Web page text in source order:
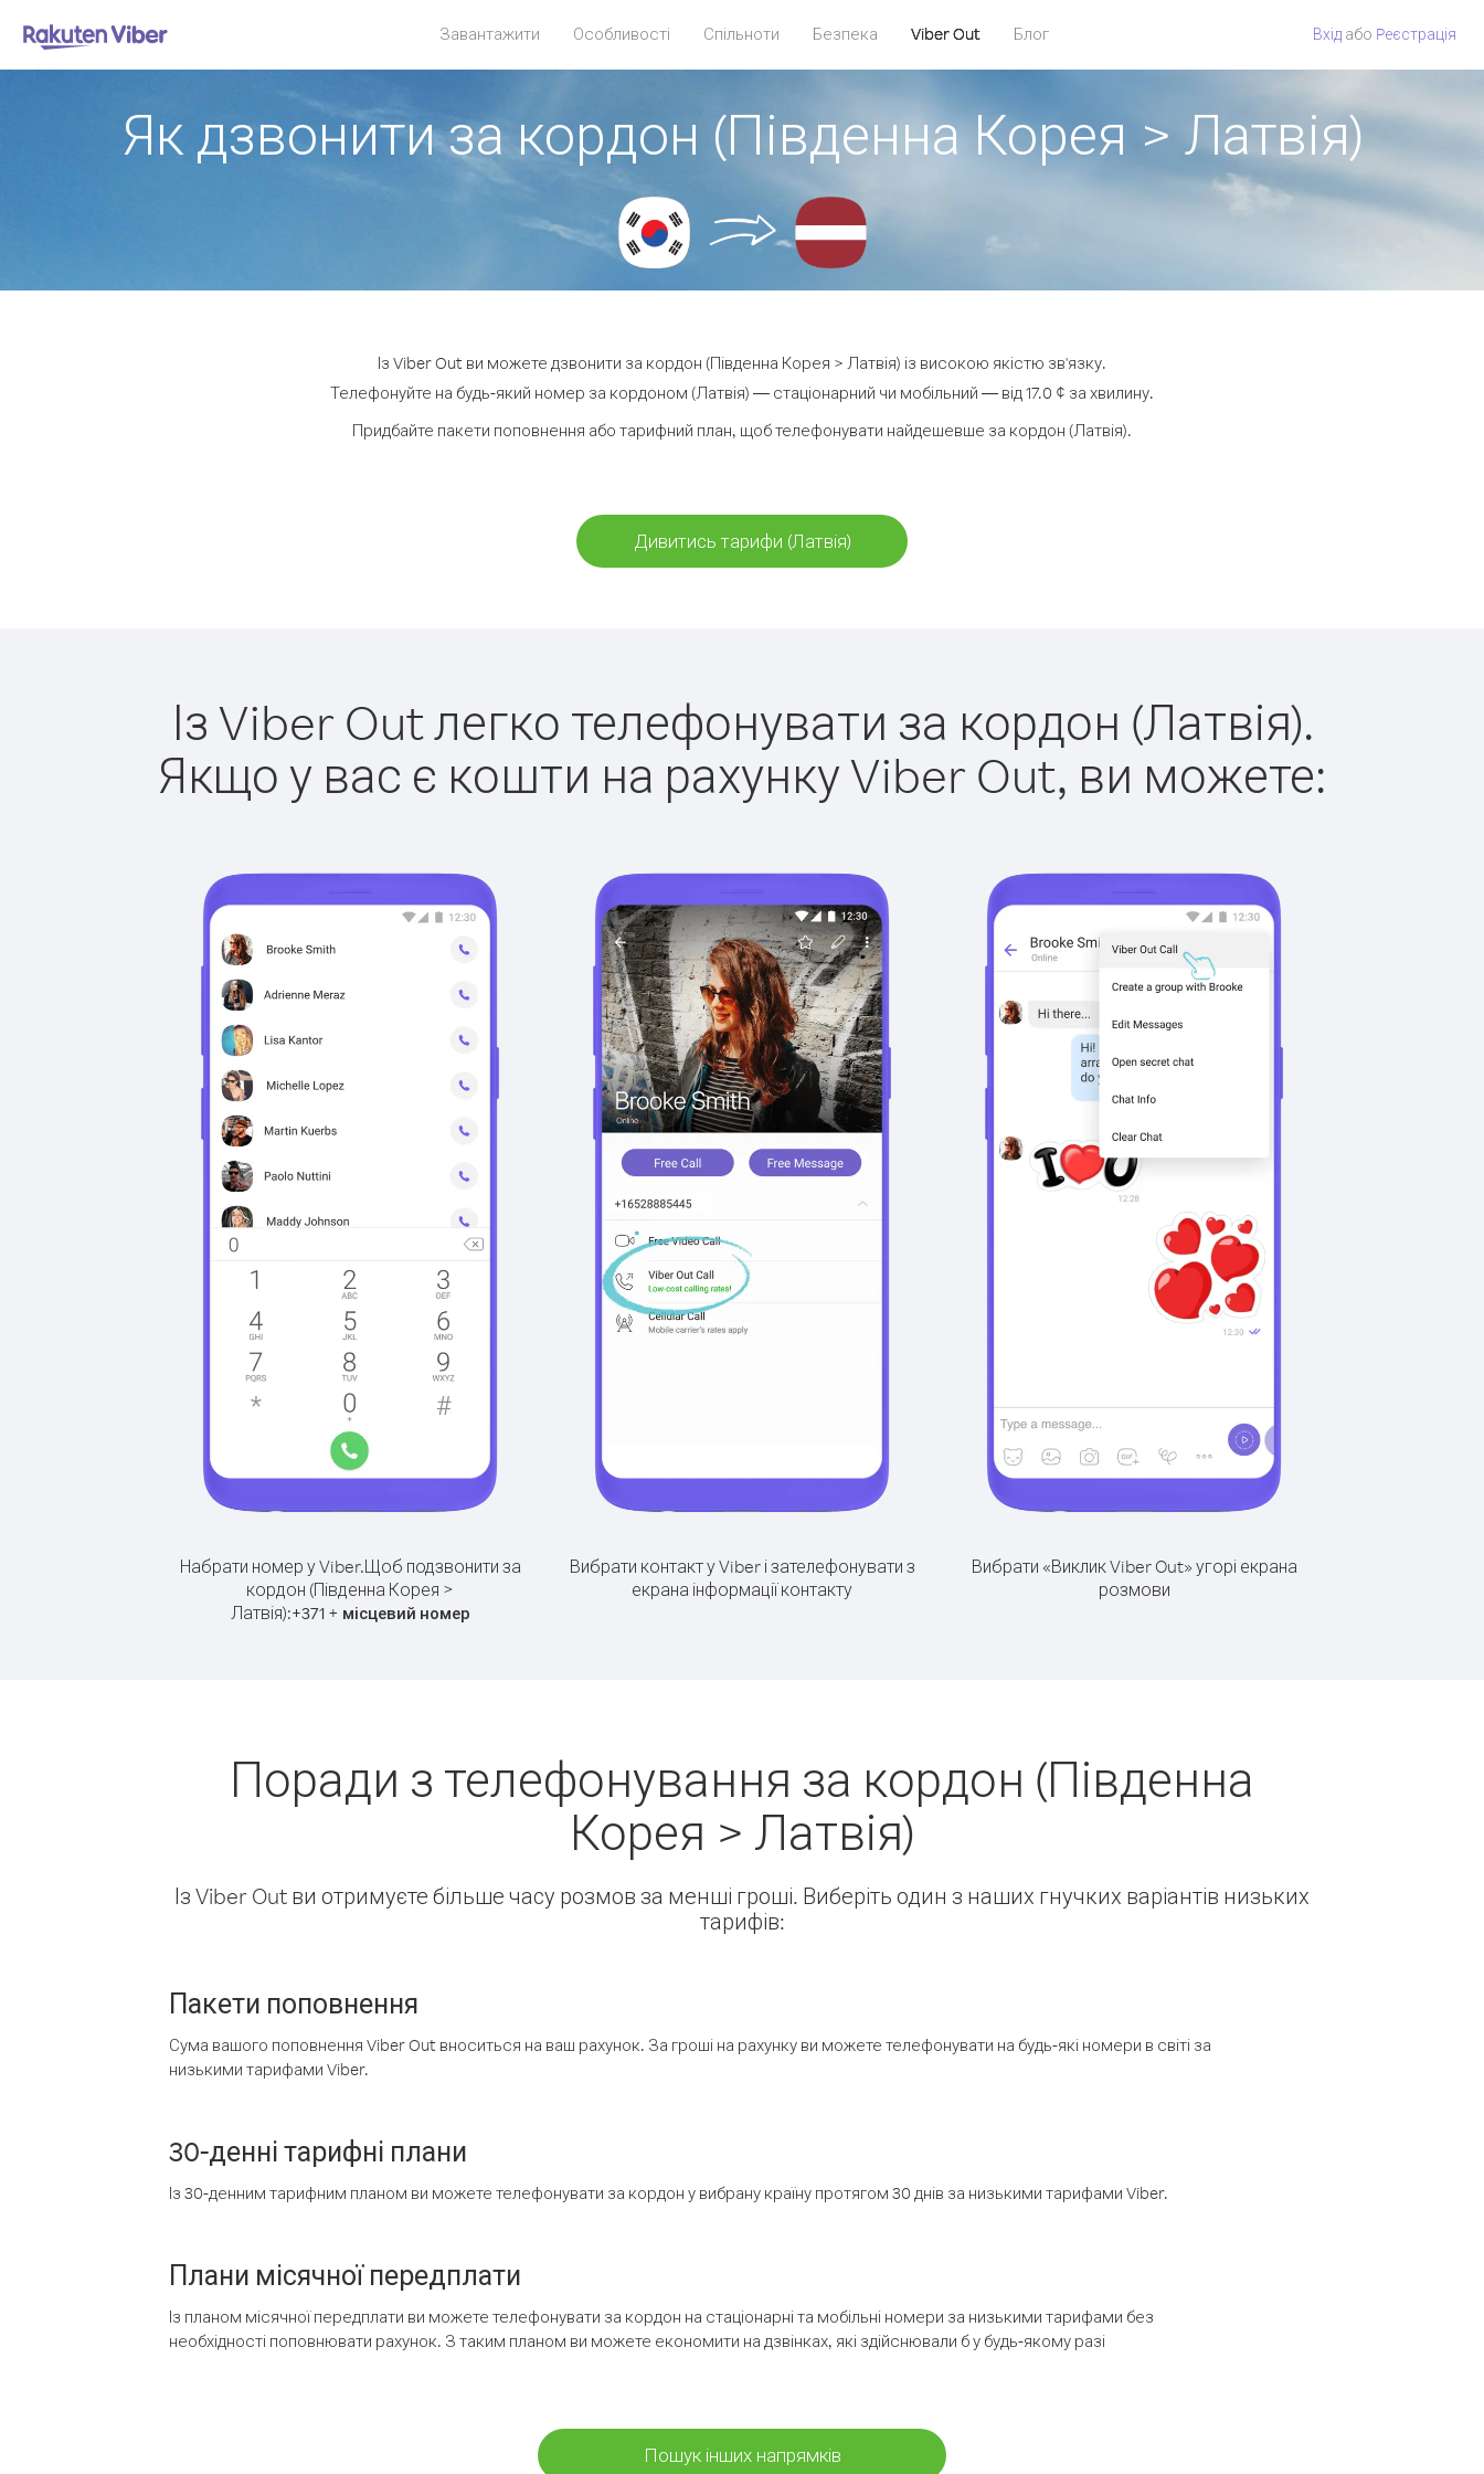
Завантажити Особливості Спільноти Безпека Viber Out Блог Вхід або Pеєстрація
Як дзвонити за кордон (Південна Корея > Латвія)
Із Viber Out ви можете дзвонити за кордон (Південна Корея > Латвія) із високою якістю зв'язку.
Телефонуйте на будь-який номер за кордоном (Латвія) — стаціонарний чи мобільний — від 17.0 ¢ за хвилину.
Придбайте пакети поповнення або тарифний план, щоб телефонувати найдешевше за кордон (Латвія).
Дивитись тарифи (Латвія)
Із Viber Out легко телефонувати за кордон (Латвія).
Якщо у вас є кошти на рахунку Viber Out, ви можете:
Набрати номер у Viber.Щоб подзвонити за
кордон (Південна Корея >
Латвія):+371+ місцевий номер
Вибрати контакт у Viber і зателефонувати з
екрана інформації контакту
Вибрати «Виклик Viber Out» угорі екрана
розмови
Поради з телефонування за кордон (Південна
Корея > Латвія)
Із Viber Out ви отримуєте більше часу розмов за менші гроші. Виберіть один з наших гнучких варіантів низьких
тарифів:
Пакети поповнення
Сума вашого поповнення Viber Out вноситься на ваш рахунок. За гроші на рахунку ви можете телефонувати на будь-які номери в світі за
низькими тарифами Viber.
30-денні тарифні плани
Із 30-денним тарифним планом ви можете телефонувати за кордон у вибрану країну протягом 30 днів за низькими тарифами Viber.
Плани місячної передплати
Із планом місячної передплати ви можете телефонувати за кордон на стаціонарні та мобільні номери за низькими тарифами без
необхідності поповнювати рахунок. З таким планом ви можете економити на дзвінках, які здійснювали б у будь-якому разі
Пошук інших напрямків